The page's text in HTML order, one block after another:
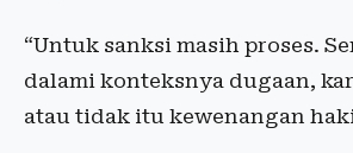
“Untuk sanksi masih proses.
dalami konteksnya dugaan,
atau tidak itu kewenangan